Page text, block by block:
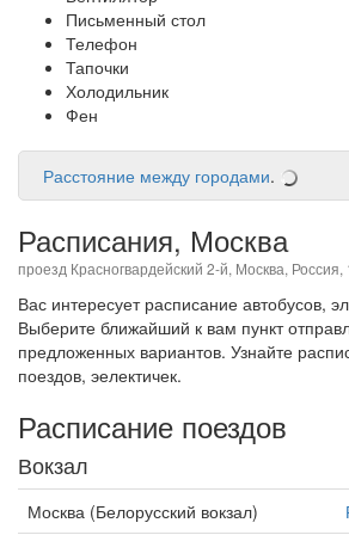
Письменный стол
Телефон
Тапочки
Холодильник
Фен
Расстояние между городами.
Расписания, Москва
проезд Красногвардейский 2-й, Москва, Россия,
Вас интересует расписание автобусов,
Выберите ближайший к вам пункт
предложенных вариантов. Узнайте
поездов, эелектичек.
Расписание поездов
Вокзал
Москва (Белорусский вокзал)